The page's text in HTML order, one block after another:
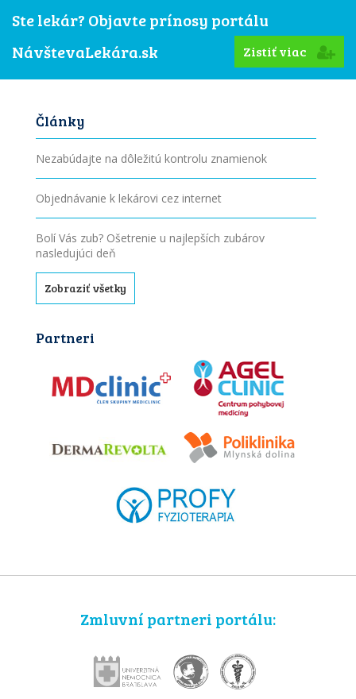
Ste lekár? Objavte prínosy portálu
NávštevaLekára.sk
Zistiť viac
Články
Nezabúdajte na dôležitú kontrolu znamienok
Objednávanie k lekárovi cez internet
Bolí Vás zub? Ošetrenie u najlepších zubárov
nasledujúci deň
Zobraziť všetky
Partneri
Zmluvní partneri portálu: